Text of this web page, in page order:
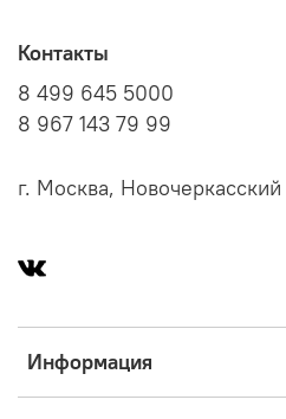
Информация
Контакты
8 499 645 5000
8 967 143 79 99
г. Москва, Новочеркасский